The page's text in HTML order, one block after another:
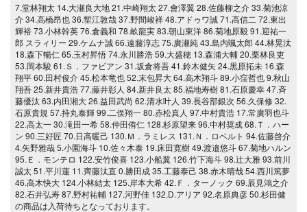
7.堂林翔太 14.大瀬良大地 21.中崎翔太 27.會澤翼 28.佐藤柳之介 33.菊池涼
介 34.高橋昂也 36.塹江敦哉 37.野間峻祥 48.アドゥワ誠 71.高信二 72.東出
輝裕 73.小林幹英 76.倉義和 78.畝龍実 83.朝山東洋 86.菊地原毅 91.迎祐一
郎 スラィリー 29.ケムナ誠 66.遠藤淳志 75.廣瀬純 43.島内颯太郎 44.林晃汰
18.森下暢仁 65.玉村昇悟 74.永川勝浩 59.大盛穂 13.森浦大輔 20.栗林良吏
53.岡本駿 61.Ｓ．ファビアン 31.坂倉将吾 41.鈴木健矢 24.黒原拓未 16.森
翔平 60.田村俊介 45.松本竜也 52.末包昇大 64.高木翔斗 89.小窪哲也 9.秋山
翔吾 25.新井貴浩 77.藤井彰人 84.新井良太 85.福地寿樹 81.石原慶幸 47.斉
藤優汰 63.内田湘大 26.益田武尚 62.清水叶人 39.長谷部銀次 56.久保修 32.
石原貴規 57.持丸泰輝 99.二俣翔一 80.赤松真人 97.中村貴浩 17.常廣羽也斗
22.高太一 30.滝田一希 58.仲田侑仁 128.杉原望来 96.中村奨成 68.Ｔ．ハー
ン 90.三好匠 70.日高暖己 130.Ｍ．ラミレス 131.Ｎ．ロベルト 94.佐藤啓介
4.矢野雅哉 5.小園海斗 10.佐々木泰 19.床田寛樹 49.渡邉悠斗 67.菊地ハルン
95.Ｅ．モンテロ 122.安竹俊喜 123.小船翼 126.竹下海斗 98.辻大雅 93.前川
誠太 51.平川蓮 11.齊藤汰直 0.勝田成 35.工藤泰己 38.赤木晴哉 54.西川篤夢
46.高木快大 124.小林結太 125.岸本大希 42.Ｆ．ターノック 69.辰見鴻之介
82.石井弘寿 87.野村祐輔 127.河野佳 132.D.アリア 92.名原典彦 50.杉田健
の商品は入荷待ちとなっております。